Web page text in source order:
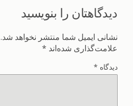
دیدگاهتان را بنویسید
نشانی ایمیل شما منتشر نخواهد شد.
علامت‌گذاری شده‌اند *
دیدگاه *